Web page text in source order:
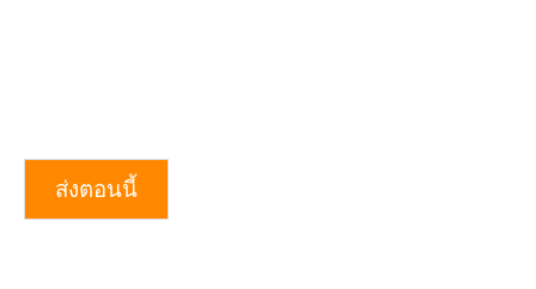
ส่งตอนนี้